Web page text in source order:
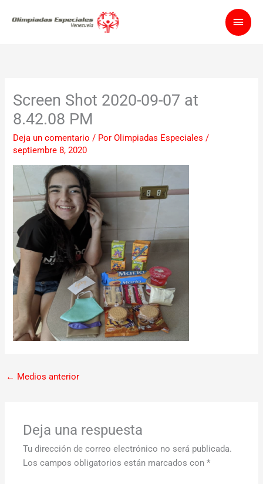
Screen Shot 2020-09-07 at
8.42.08 PM
Deja un comentario / PorOlimpiadas Especiales/
septiembre 8, 2020
← Medios anterior
Deja una respuesta
Tu dirección de correo electrónico no será publicada.
Los campos obligatorios están marcados con*